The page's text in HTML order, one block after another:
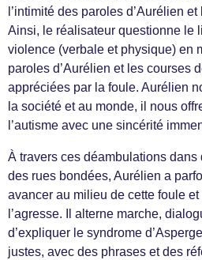
l’intimité des paroles d’Aurélien
Ainsi, le réalisateur questionne le
violence (verbale et physique) en
paroles d’Aurélien et les courses
appréciées par la foule. Aurélien
la société et au monde, il nous
l’autisme avec une sincérité
À travers ces déambulations
des rues bondées, Aurélien a
avancer au milieu de cette foule
l’agresse. Il alterne marche,
d’expliquer le syndrome
justes, avec des phrases et des